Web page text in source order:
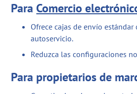
Para Comercio
Ofrece cajas de envío
autoservicio.
Reduzca las configuraciones
Para propietarios de